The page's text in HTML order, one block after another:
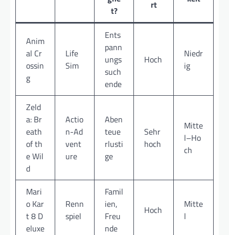
t?
rt
Anim
al Cr
ossin
g
Life
Sim
Ents
pann
ungs
such
ende
Hoch
Niedr
ig
Zeld
a: Br
eath
of th
e Wil
d
Actio
n-Ad
vent
ure
Aben
teue
rlusti
ge
Sehr
hoch
Mitte
l–Ho
ch
Mari
o Kar
t 8 D
eluxe
Renn
spiel
Famil
ien,
Freu
nde
Hoch
Mitte
l